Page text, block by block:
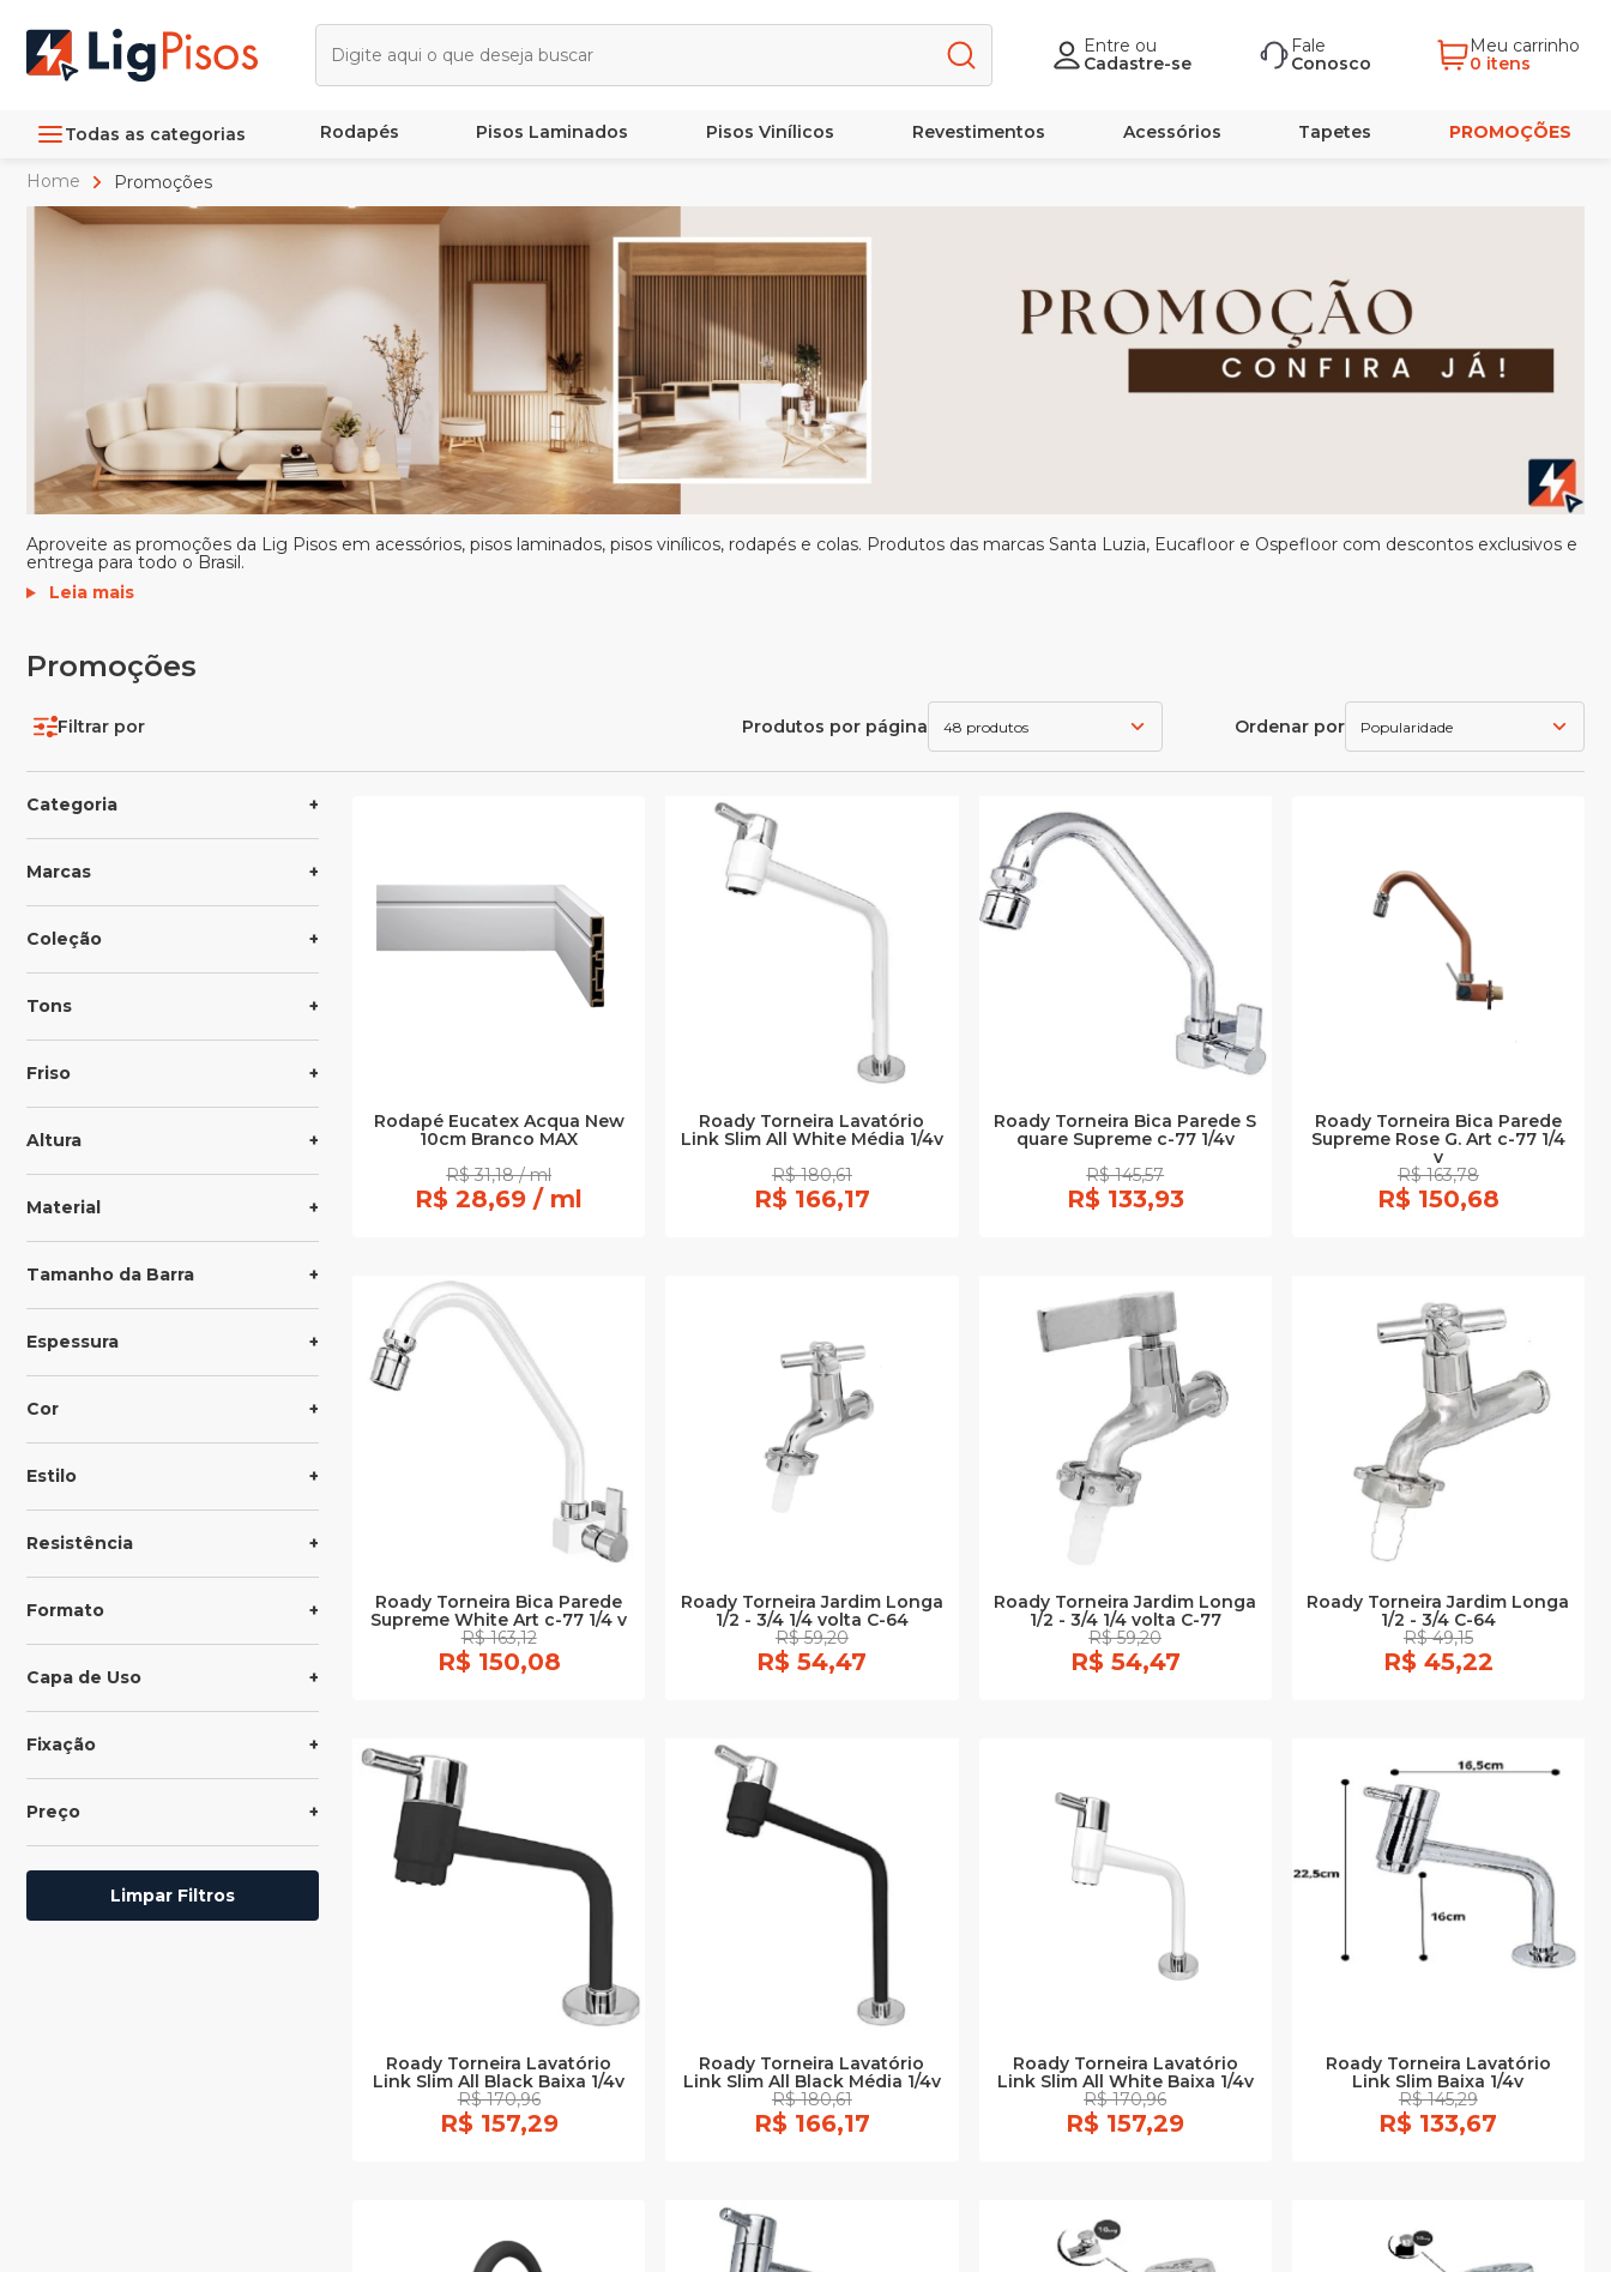
Entre ou
Cadastre-se
Fale
Conosco
Meu carrinho
0 itens
Todas as categorias Rodapés Pisos Laminados Pisos Vinílicos Revestimentos Acessórios Tapetes PROMOÇÕES
Home Promoções
Aproveite as promoções da Lig Pisos em acessórios, pisos laminados, pisos vinílicos, rodapés e colas. Produtos das marcas Santa Luzia, Eucafloor e Ospefloor com descontos exclusivos e
entrega para todo o Brasil.
Leia mais
Promoções
Filtrar por Produtos por página 48 produtos Ordenar por Popularidade
Categoria
Marcas
Coleção
Tons
Friso
Altura
Material
Tamanho da Barra
Espessura
Cor
Estilo
Resistência
Formato
Capa de Uso
Fixação
Preço
Limpar Filtros
Rodapé Eucatex Acqua New
10cm Branco MAX
R$ 31,18 / ml
R$ 28,69 / ml
Roady Torneira Lavatório
Link Slim All White Média 1/4v
R$ 180,61
R$ 166,17
Roady Torneira Bica Parede S
quare Supreme c-77 1/4v
R$ 145,57
R$ 133,93
Roady Torneira Bica Parede
Supreme Rose G. Art c-77 1/4
v
R$ 163,78
R$ 150,68
Roady Torneira Bica Parede
Supreme White Art c-77 1/4 v
R$ 163,12
R$ 150,08
Roady Torneira Jardim Longa
1/2 - 3/4 1/4 volta C-64
R$ 59,20
R$ 54,47
Roady Torneira Jardim Longa
1/2 - 3/4 1/4 volta C-77
R$ 59,20
R$ 54,47
Roady Torneira Jardim Longa
1/2 - 3/4 C-64
R$ 49,15
R$ 45,22
Roady Torneira Lavatório
Link Slim All Black Baixa 1/4v
R$ 170,96
R$ 157,29
Roady Torneira Lavatório
Link Slim All Black Média 1/4v
R$ 180,61
R$ 166,17
Roady Torneira Lavatório
Link Slim All White Baixa 1/4v
R$ 170,96
R$ 157,29
Roady Torneira Lavatório
Link Slim Baixa 1/4v
R$ 145,29
R$ 133,67